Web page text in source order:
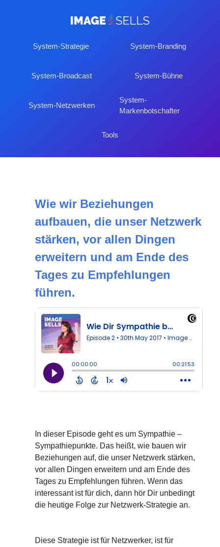
System-Strategie System-Branding
System-Broadcast System-Bühne
System-Netzwerken
System-
Markenbotschafter
Tools
Wie wir Beziehungen
aufbauen, die unser Netzwerk
stärken, vor allen Dingen
erweitern und am Ende des
Tages zu Empfehlungen
führen.
In dieser Episode geht es um Sympathie –
Sympathiepunkte. Das heißt, wie bauen wir
Beziehungen auf, die unser Netzwerk stärken,
vor allen Dingen erweitern und am Ende des
Tages zu Empfehlungen führen. Wenn das
interessant ist für dich, dann hör Dir unbedingt
die heutige Folge zur Netzwerk-Strategie an.
Diese Strategie ist für Netzwerker, ist für